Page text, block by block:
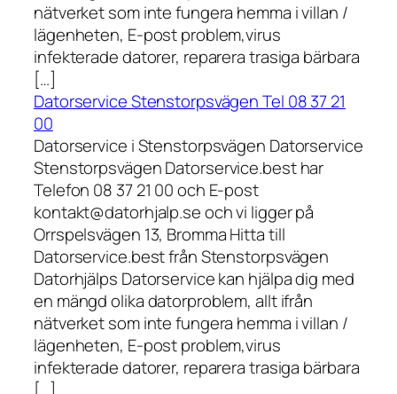
nätverket som inte fungera hemma i villan /
lägenheten, E-post problem,virus
infekterade datorer, reparera trasiga bärbara
[…]
Datorservice Stenstorpsvägen Tel 08 37 21
00
Datorservice i Stenstorpsvägen Datorservice
Stenstorpsvägen Datorservice.best har
Telefon 08 37 21 00 och E-post
kontakt@datorhjalp.se och vi ligger på
Orrspelsvägen 13, Bromma Hitta till
Datorservice.best från Stenstorpsvägen
Datorhjälps Datorservice kan hjälpa dig med
en mängd olika datorproblem, allt ifrån
nätverket som inte fungera hemma i villan /
lägenheten, E-post problem,virus
infekterade datorer, reparera trasiga bärbara